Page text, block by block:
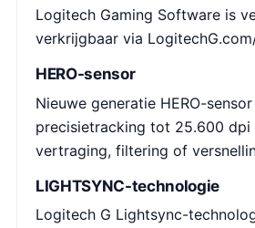
Logitech Gaming Software is
verkrijgbaar via
HERO-sensor
Nieuwe generatie HERO-
precisietracking tot 25.600 dpi
vertraging, filtering of
LIGHTSYNC-technologie
Logitech G Lightsync-